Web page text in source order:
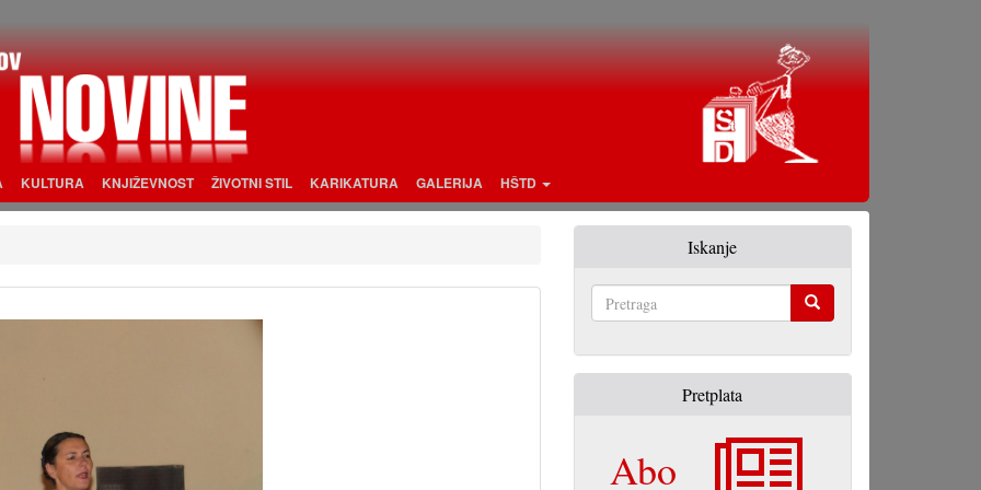
KULTURA KNJIŽEVNOST ŽIVOTNI STIL KARIKATURA GALERIJA HŠTD
Iskanje
Pretplata
Abo